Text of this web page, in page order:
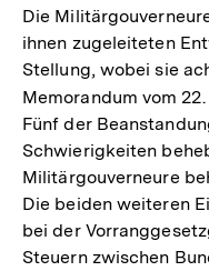
Die
ihnen zugeleiteten
Stellung, wobei sie
Memorandum vom
Fünf der
Schwierigkeiten
Militärgouverneure
Die beiden weiteren
bei der
Steuern zwischen